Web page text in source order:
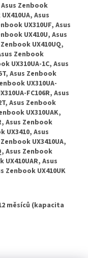
Asus Zenbook
Asus
UX310UF, Asus
UX410U, Asus
UX410UQ,
Zenbook
UX310UA-1C, Asus
Asus Zenbook
UX310UA-
FC106R, Asus
Asus Zenbook
UX310UAK,
Asus Zenbook
UX3410, Asus
UX3410UA,
Asus Zenbook
UX410UAR, Asus
Zenbook UX410UK
měsíců (kapacita